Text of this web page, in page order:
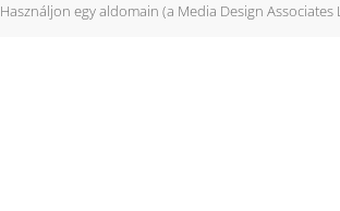
Használjon egy aldomain (a Media Design